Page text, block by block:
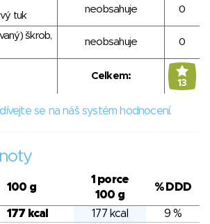
tuk
neobsahuje 0
škrob,
neobsahuje 0
Celkem:
13
se na náš systém hodnocení.
100 g
1 porce
100 g
% DDD
177 kcal 177 kcal
9 %